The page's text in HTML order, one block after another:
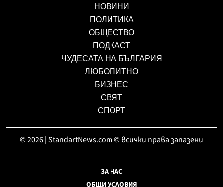
НОВИНИ
ПОЛИТИКА
ОБЩЕСТВО
ПОДКАСТ
ЧУДЕСАТА НА БЪЛГАРИЯ
ЛЮБОПИТНО
БИЗНЕС
СВЯТ
СПОРТ
© 2026 | StandartNews.com © всички права запазени
ЗА НАС
ОБЩИ УСЛОВИЯ